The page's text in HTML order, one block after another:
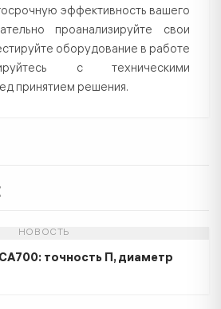
эффективность вашего
проанализируйте свои
оборудование в работе
с техническими
принятием решения.
НОВОСТЬ
точность П, диаметр